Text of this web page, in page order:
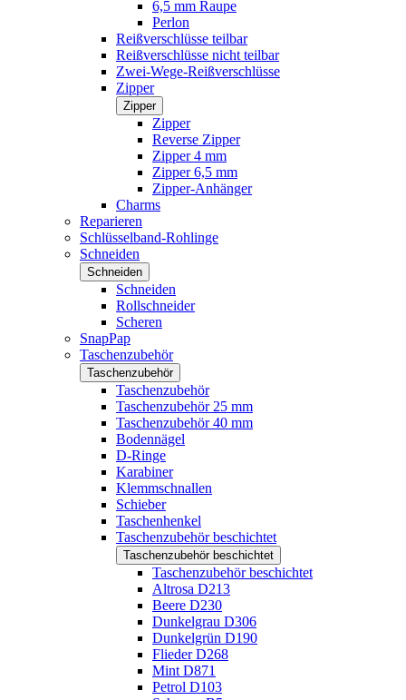
6,5 mm Raupe
Perlon
Reißverschlüsse teilbar
Reißverschlüsse nicht teilbar
Zwei-Wege-Reißverschlüsse
Zipper
Zipper
Zipper
Reverse Zipper
Zipper 4 mm
Zipper 6,5 mm
Zipper-Anhänger
Charms
Reparieren
Schlüsselband-Rohlinge
Schneiden
Schneiden
Schneiden
Rollschneider
Scheren
SnapPap
Taschenzubehör
Taschenzubehör
Taschenzubehör
Taschenzubehör 25 mm
Taschenzubehör 40 mm
Bodennägel
D-Ringe
Karabiner
Klemmschnallen
Schieber
Taschenhenkel
Taschenzubehör beschichtet
Taschenzubehör beschichtet
Taschenzubehör beschichtet
Altrosa D213
Beere D230
Dunkelgrau D306
Dunkelgrün D190
Flieder D268
Mint D871
Petrol D103